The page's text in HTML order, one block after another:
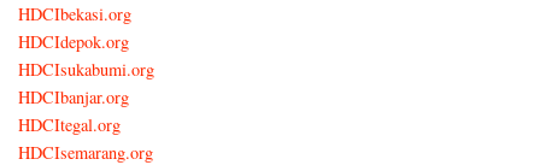
HDCIbekasi.org
HDCIdepok.org
HDCIsukabumi.org
HDCIbanjar.org
HDCItegal.org
HDCIsemarang.org